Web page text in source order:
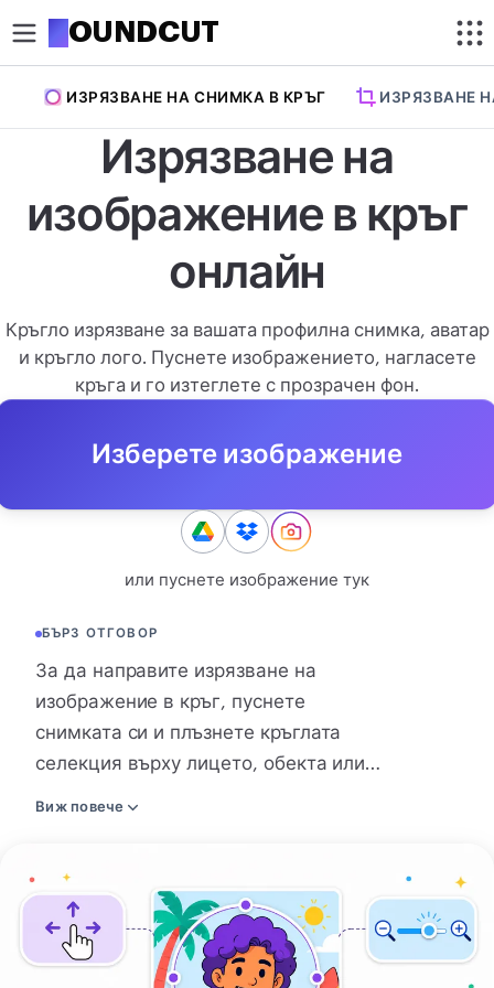
ROUNDCUT
Изрязване на изображение
Изрязване на снимка в кръг
Компресиране на изображение
Премахване на фон
Увеличаване на изображение
Преоразмеряване на изображение
ИЗРЯЗВАНЕ НА СНИМКА В КРЪГ ИЗРЯЗВАНЕ
Изрязване на
изображение в кръг
онлайн
Кръгло изрязване за вашата профилна снимка, аватар
и кръгло лого. Пуснете изображението, нагласете
кръга и го изтеглете с прозрачен фон.
Изберете изображение
или пуснете изображение тук
БЪРЗ ОТГОВОР
За да направите изрязване на
изображение в кръг, пуснете
снимката си и плъзнете кръглата
селекция върху лицето, обекта или
която искате да запазите. Изберете
PNG, WebP или AVIF, за да излезе
кръглата ви снимка с прозрачен фон.
Предпочитате плътен цвят отзад?
Виж повече
изображение